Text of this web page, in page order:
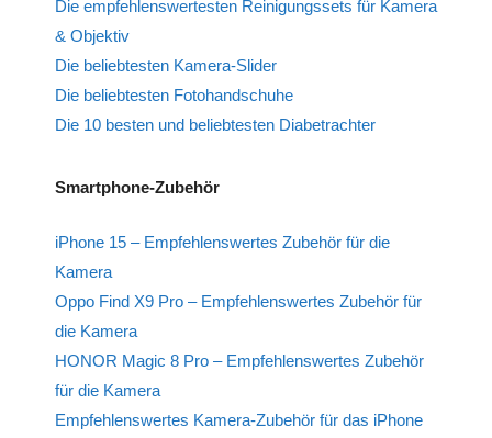
Die empfehlenswertesten Reinigungssets für Kamera
& Objektiv
Die beliebtesten Kamera-Slider
Die beliebtesten Fotohandschuhe
Die 10 besten und beliebtesten Diabetrachter
Smartphone-Zubehör
iPhone 15 – Empfehlenswertes Zubehör für die
Kamera
Oppo Find X9 Pro – Empfehlenswertes Zubehör für
die Kamera
HONOR Magic 8 Pro – Empfehlenswertes Zubehör
für die Kamera
Empfehlenswertes Kamera-Zubehör für das iPhone